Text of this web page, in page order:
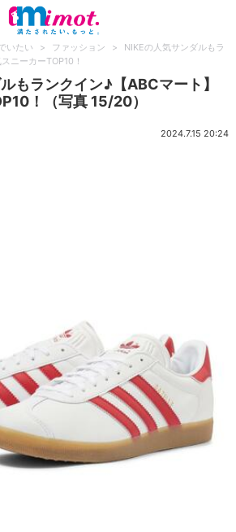
いたい > ファッション >
NIKEの人気サンダルもラ
ニーカーTOP10！
もランクイン♪【ABCマート】
！（写真 15/20）
2024.7.15 20:24